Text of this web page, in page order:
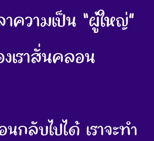
าความเป็น “ผู้ใหญ่”
เราสั่นคลอน
กลับไปได้ เราจะทำ